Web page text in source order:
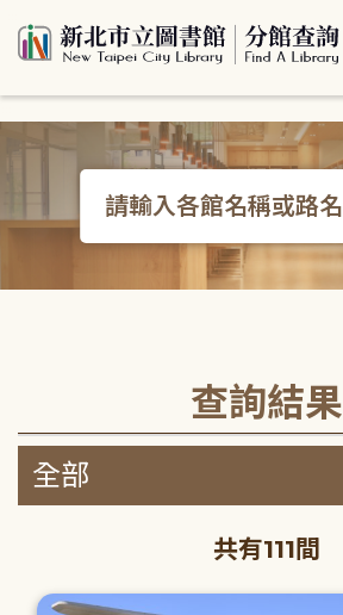
查詢結果
共有111間